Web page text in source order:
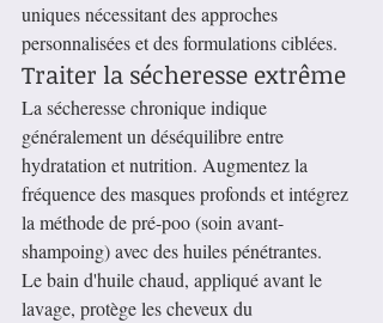
uniques nécessitant des approches
personnalisées et des formulations ciblées.
Traiter la sécheresse extrême
La sécheresse chronique indique
généralement un déséquilibre entre
hydratation et nutrition. Augmentez la
fréquence des masques profonds et intégrez
la méthode de pré-poo (soin avant-
shampoing) avec des huiles pénétrantes.
Le bain d'huile chaud, appliqué avant le
lavage, protège les cheveux du